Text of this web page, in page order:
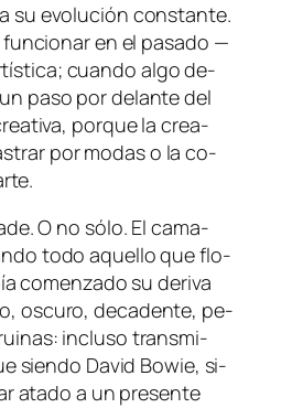
su evo­lu­ción cons­tan­te.
en el pa­sa­do —
cuan­do al­go de­
pa­so por de­lan­te del
por­que la crea­
por mo­das o la co­
. O no só­lo. El ca­ma­
to­do aque­llo que flo­
co­men­za­do su de­ri­va
os­cu­ro, de­ca­den­te, pe­
in­clu­so trans­mi­
sien­do David Bowie, si­
ata­do a un pre­sen­te